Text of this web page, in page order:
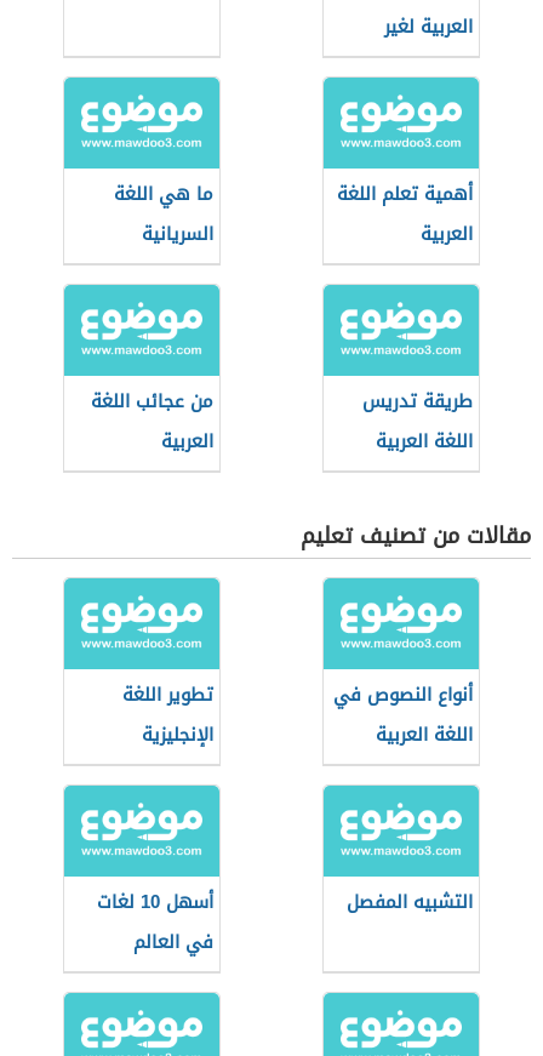
العربية لغير
الناطقين بها
أهمية تعلم اللغة
العربية
ما هي اللغة
السريانية
طريقة تدريس
اللغة العربية
من عجائب اللغة
العربية
مقالات من تصنيف تعليم
أنواع النصوص في
اللغة العربية
تطوير اللغة
الإنجليزية
التشبيه المفصل
أسهل 10 لغات
في العالم